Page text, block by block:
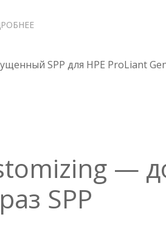
PACK
SPP для HPE ProLiant
—
SPP